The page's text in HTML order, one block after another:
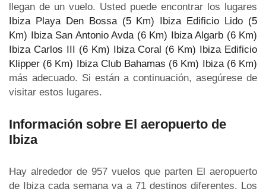
llegan de un vuelo. Usted puede encontrar los lugares
Ibiza Playa Den Bossa (5 Km) Ibiza Edificio Lido (5
Km) Ibiza San Antonio Avda (6 Km) Ibiza Algarb (6 Km)
Ibiza Carlos III (6 Km) Ibiza Coral (6 Km) Ibiza Edificio
Klipper (6 Km) Ibiza Club Bahamas (6 Km) Ibiza (6 Km)
más adecuado. Si están a continuación, asegúrese de
visitar estos lugares.
Información sobre El aeropuerto de
Ibiza
Hay alrededor de 957 vuelos que parten El aeropuerto
de Ibiza cada semana va a 71 destinos diferentes. Los